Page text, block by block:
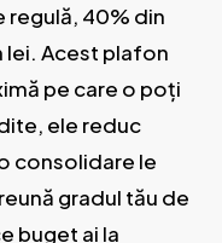
regulă, 40% din
lei. Acest plafon
pe care o poți
ele reduc
consolidare le
gradul tău de
buget ai la